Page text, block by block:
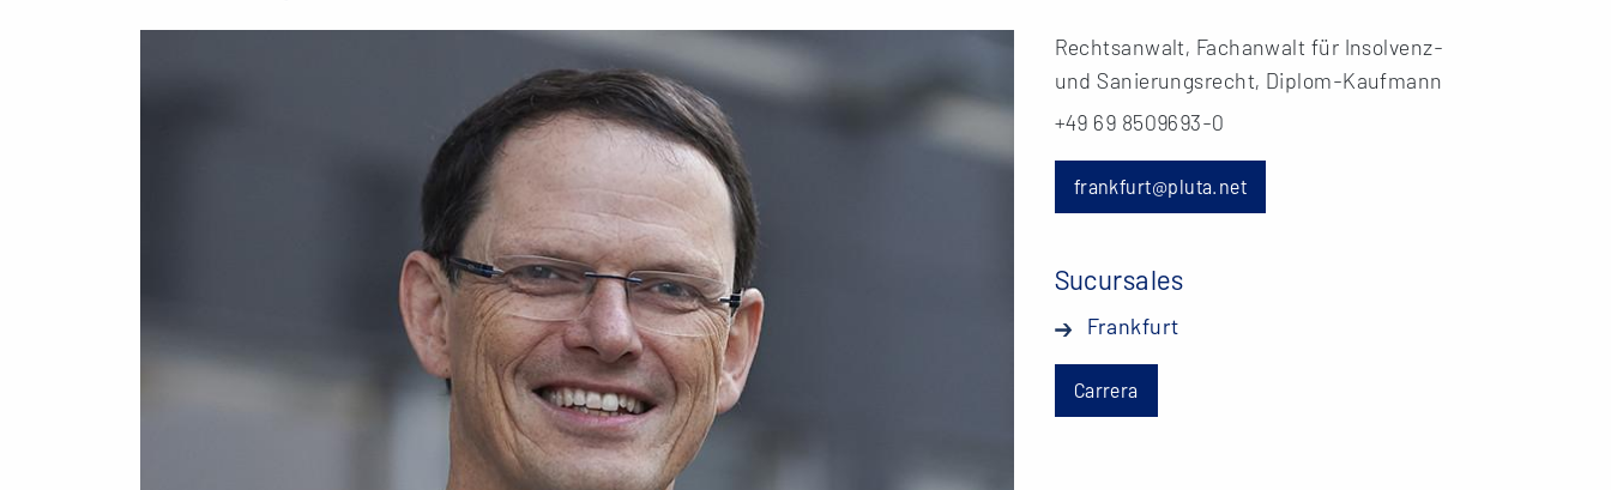
Rechtsanwalt, Fachanwalt für Insolvenz-
und Sanierungsrecht, Diplom-Kaufmann
+49 69 8509693-0
frankfurt@pluta.net
Sucursales
Frankfurt
Carrera